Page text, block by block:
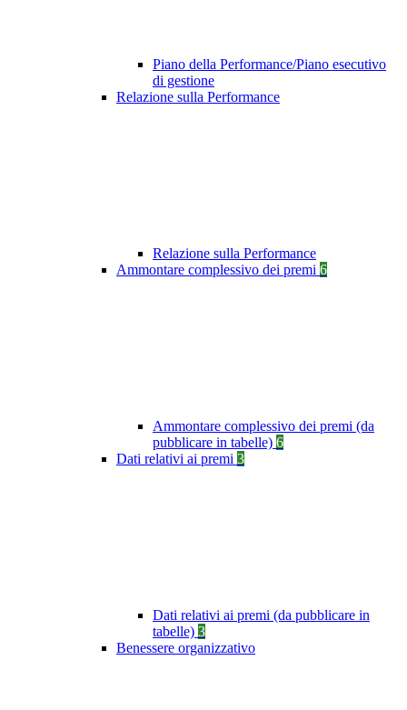
Piano della Performance/Piano esecutivo
di gestione
Relazione sulla Performance
Relazione sulla Performance
Ammontare complessivo dei premi 6
Ammontare complessivo dei premi (da
pubblicare in tabelle) 6
Dati relativi ai premi 3
Dati relativi ai premi (da pubblicare in
tabelle) 3
Benessere organizzativo